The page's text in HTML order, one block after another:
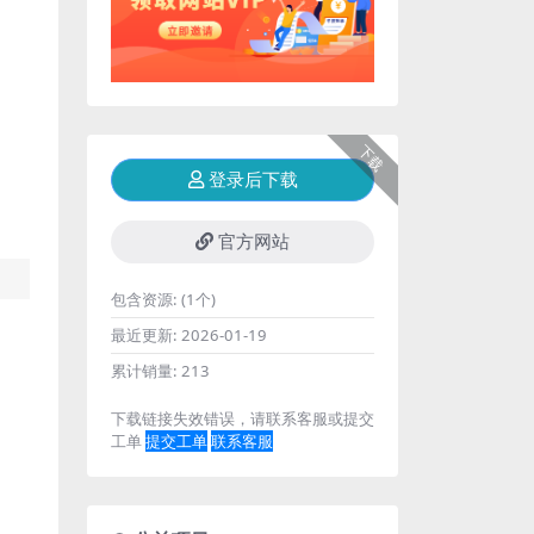
下载
登录后下载
官方网站
包含资源: (1个)
最近更新: 2026-01-19
累计销量: 213
下载链接失效错误，请联系客服或提交
工单提交工单联系客服